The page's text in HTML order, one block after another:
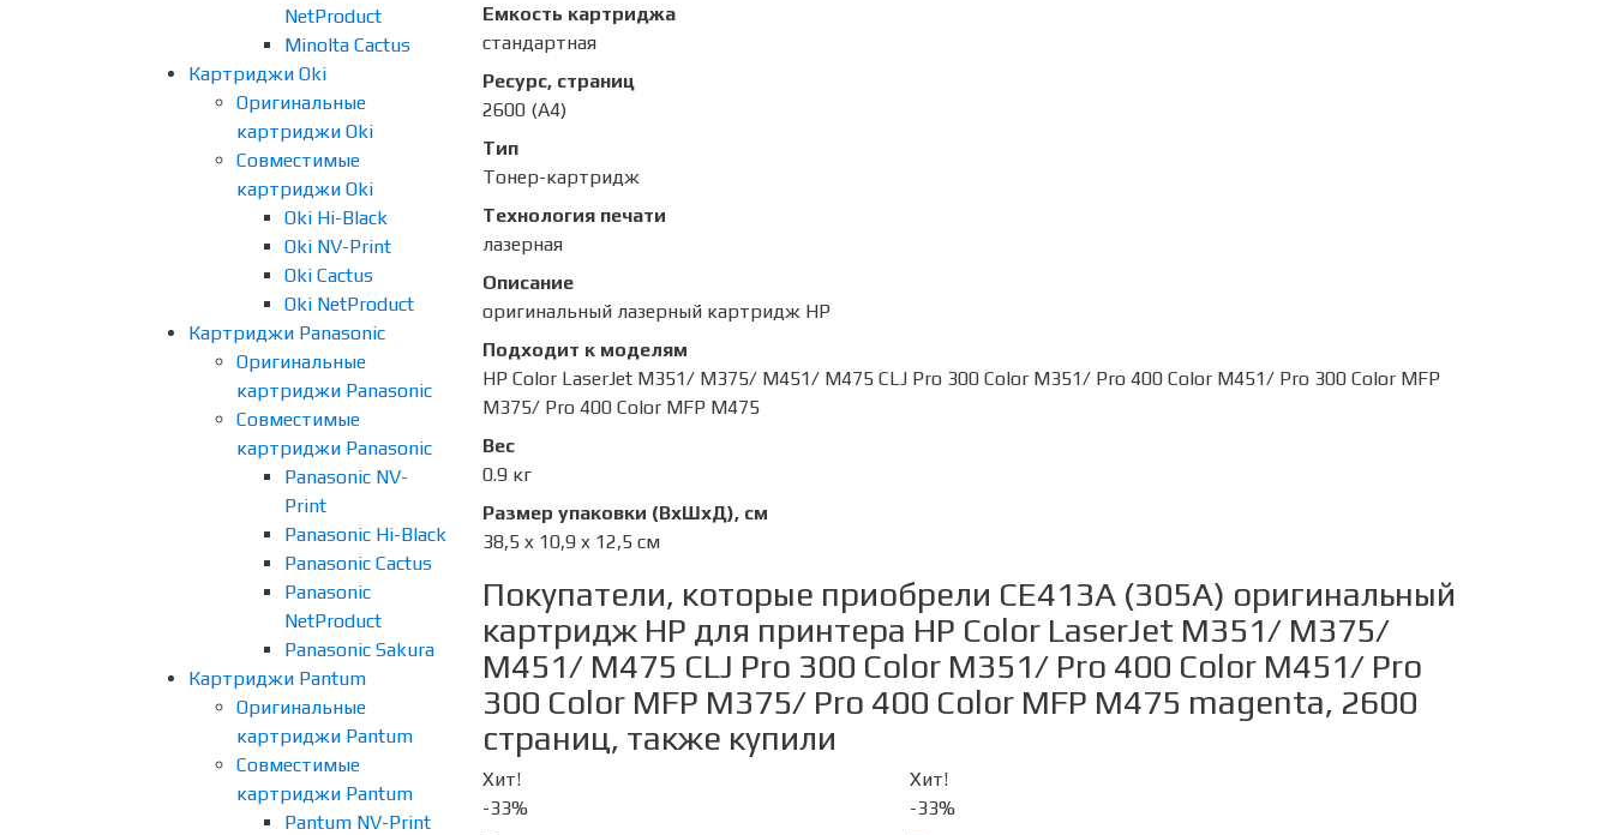
NetProduct
Minolta Cactus
Картриджи Oki
Оригинальные
картриджи Oki
Совместимые
картриджи Oki
Oki Hi-Black
Oki NV-Print
Oki Cactus
Oki NetProduct
Картриджи Panasonic
Оригинальные
картриджи Panasonic
Совместимые
картриджи Panasonic
Panasonic NV-
Print
Panasonic Hi-Black
Panasonic Cactus
Panasonic
NetProduct
Panasonic Sakura
Картриджи Pantum
Оригинальные
картриджи Pantum
Совместимые
картриджи Pantum
Pantum NV-Print
Емкость картриджа
стандартная
Ресурс, страниц
2600 (A4)
Тип
Тонер-картридж
Технология печати
лазерная
Описание
оригинальный лазерный картридж HP
Подходит к моделям
HP Color LaserJet M351/ M375/ M451/ M475 CLJ Pro 300 Color M351/ Pro 400 Color M451/ Pro 300 Color MFP
M375/ Pro 400 Color MFP M475
Вес
0.9 кг
Размер упаковки (ВхШхД), см
38,5 x 10,9 x 12,5 см
Покупатели, которые приобрели CE413A (305A) оригинальный
картридж HP для принтера HP Color LaserJet M351/ M375/
M451/ M475 CLJ Pro 300 Color M351/ Pro 400 Color M451/ Pro
300 Color MFP M375/ Pro 400 Color MFP M475 magenta, 2600
страниц, также купили
Хит!
-33%
Хит!
-33%